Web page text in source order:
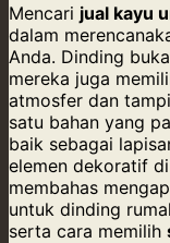
Mencari jual kayu
dalam
Anda. Dinding
mereka juga
atmosfer dan
satu bahan yang
baik sebagai
elemen dekoratif
membahas
untuk dinding
serta cara memilih